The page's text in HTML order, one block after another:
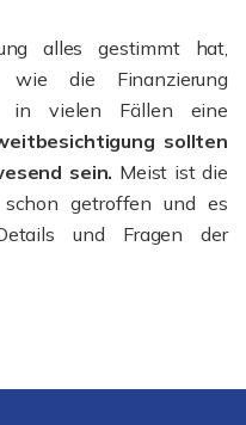
alles gestimmt hat,
wie die Finanzierung
in vielen Fällen eine
sollten
sein. Meist ist die
schon getroffen und es
und Fragen der